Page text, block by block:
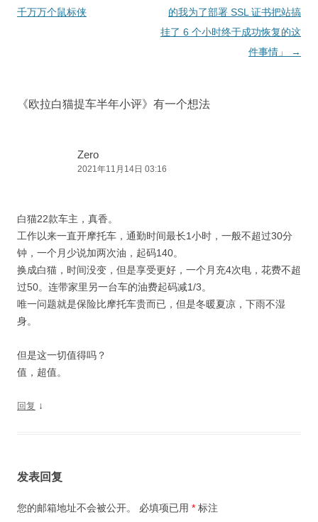
章
千万万个鼠标侠
的我为了部署 SSL 证书把站搞
挂了 6 个小时终于成功恢复的这
件事情」
→
《欧拉白猫提车半年小评》有一个想法
Zero
2021年11月14日 03:16
白猫22款车主，真香。
工作以来一直开摩托车，通勤时间最长1小时，一般不超过30分
钟，一个月少说加两次油，起码140。
换成白猫，时间没变，但是享受更好，一个月充4次电，花费不超
过50。连带家里另一台车的油费起码减1/3。
唯一问题就是保险比摩托车贵而已，但是冬暖夏凉，下雨不湿
身。
但是这一切值得吗？
值，超值。
回复 ↓
发表回复
您的邮箱地址不会被公开。 必填项已用 * 标注